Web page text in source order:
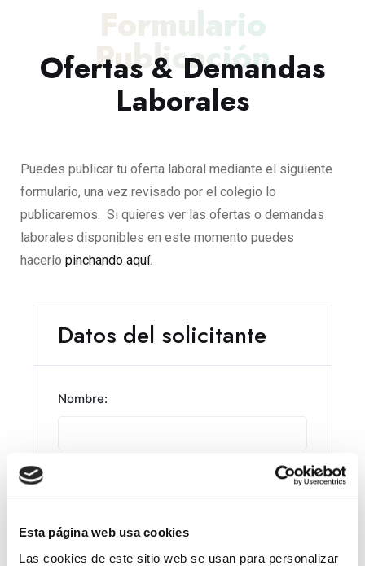
Esta página web usa cookies
Las cookies de este sitio web se usan para personalizar
Formulario
Publicación
Ofertas & Demandas
Laborales
Puedes publicar tu oferta laboral mediante el siguiente
formulario, una vez revisado por el colegio lo
publicaremos. Si quieres ver las ofertas o demandas
laborales disponibles en este momento puedes
hacerlo pinchando aquí.
Datos del solicitante
Nombre:
Dirección: